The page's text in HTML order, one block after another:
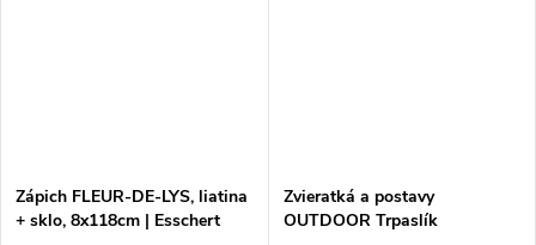
Zápich FLEUR-DE-LYS, liatina
+ sklo, 8x118cm | Esschert
Zvieratká a postavy
OUTDOOR Trpaslík